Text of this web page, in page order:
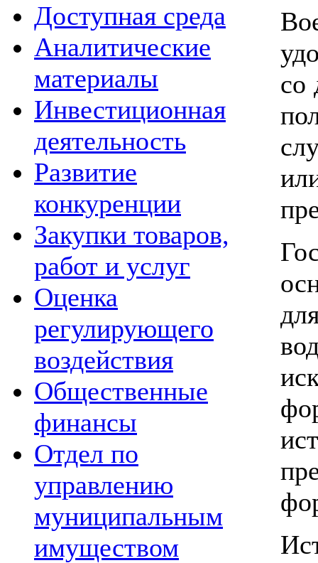
Доступная среда
Аналитические
материалы
Инвестиционная
деятельность
Развитие
конкуренции
Закупки товаров,
работ и услуг
Оценка
регулирующего
воздействия
Общественные
финансы
Отдел по
управлению
муниципальным
имуществом
со